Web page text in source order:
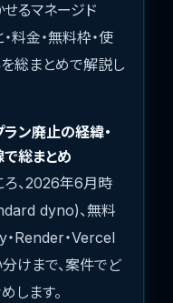
るマネージド
料金・無料枠・使
総まとめで解説し
ン廃止の経緯・
総まとめ
ろ、2026年6月時
dyno)、無料
・Render・Vercel
けまで、案件でど
します。